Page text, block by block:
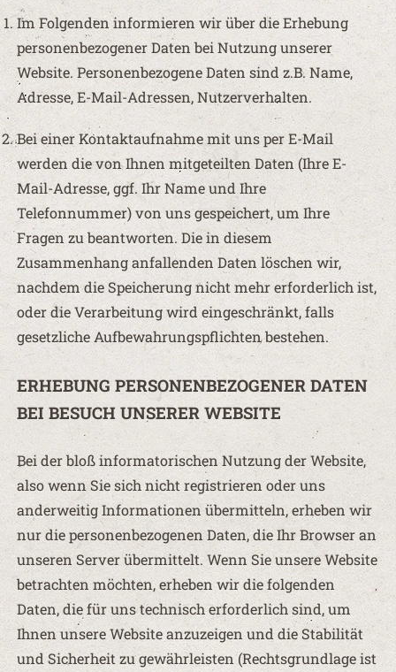
Im Folgenden informieren wir über die Erhebung
personenbezogener Daten bei Nutzung unserer
Website. Personenbezogene Daten sind z.B. Name,
Adresse, E-Mail-Adressen, Nutzerverhalten.
Bei einer Kontaktaufnahme mit uns per E-Mail
werden die von Ihnen mitgeteilten Daten (Ihre E-
Mail-Adresse, ggf. Ihr Name und Ihre
Telefonnummer) von uns gespeichert, um Ihre
Fragen zu beantworten. Die in diesem
Zusammenhang anfallenden Daten löschen wir,
nachdem die Speicherung nicht mehr erforderlich ist,
oder die Verarbeitung wird eingeschränkt, falls
gesetzliche Aufbewahrungspflichten bestehen.
ERHEBUNG PERSONENBEZOGENER DATEN
BEI BESUCH UNSERER WEBSITE
Bei der bloß informatorischen Nutzung der Website,
also wenn Sie sich nicht registrieren oder uns
anderweitig Informationen übermitteln, erheben wir
nur die personenbezogenen Daten, die Ihr Browser an
unseren Server übermittelt. Wenn Sie unsere Website
betrachten möchten, erheben wir die folgenden
Daten, die für uns technisch erforderlich sind, um
Ihnen unsere Website anzuzeigen und die Stabilität
und Sicherheit zu gewährleisten (Rechtsgrundlage ist